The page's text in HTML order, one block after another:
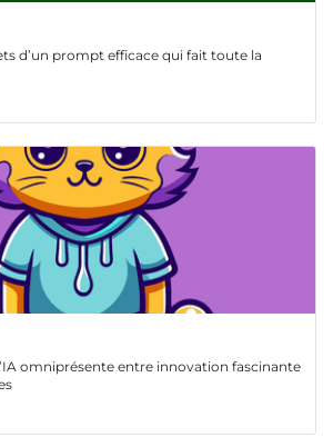
d’un prompt efficace qui fait toute la
omniprésente entre innovation fascinante